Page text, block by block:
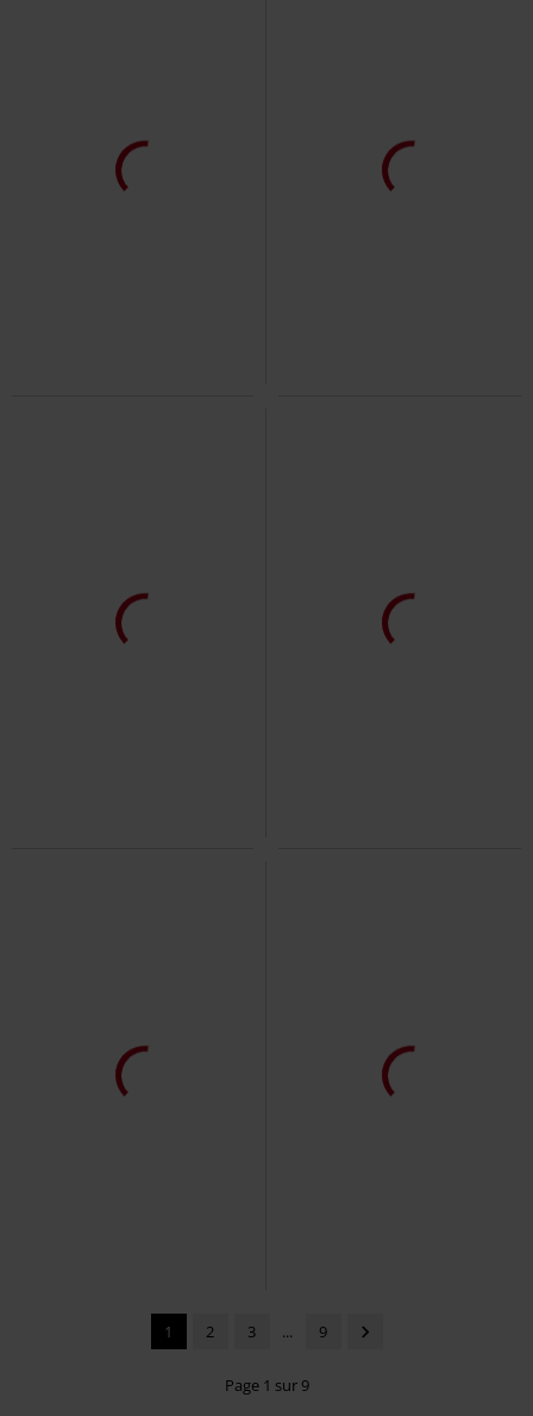
1 2 3 ... 9
Page 1 sur 9